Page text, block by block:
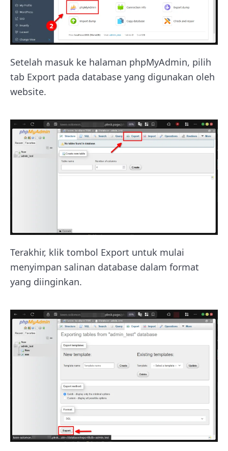
Setelah masuk ke halaman phpMyAdmin, pilih
tab Export pada database yang digunakan oleh
website.
Terakhir, klik tombol Export untuk mulai
menyimpan salinan database dalam format
yang diinginkan.